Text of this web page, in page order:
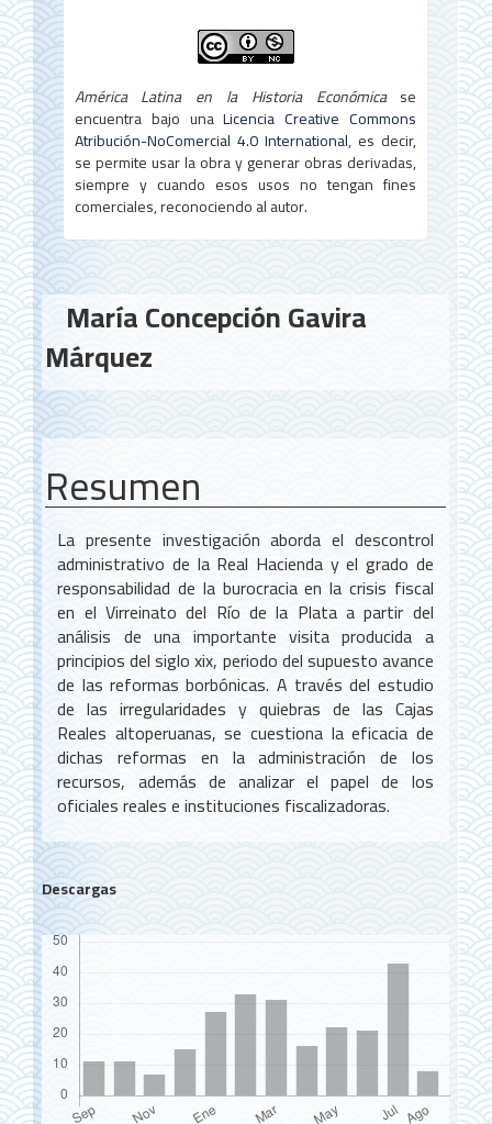
América Latina en la Historia Económicase
encuentra bajo unaLicencia Creative Commons
Atribución-NoComercial 4.0 International, es decir,
se permite usar la obra y generar obras derivadas,
siempre y cuando esos usos no tengan fines
comerciales, reconociendo al autor.
Contenido
principal
del
artículo
María Concepción Gavira
Márquez
Resumen
La presente investigación aborda el descontrol
administrativo de la Real Hacienda y el grado de
responsabilidad de la burocracia en la crisis fiscal
en el Virreinato del Río de la Plata a partir del
análisis de una importante visita producida a
principios del siglo xix, periodo del supuesto avance
de las reformas borbónicas. A través del estudio
de las irregularidades y quiebras de las Cajas
Reales altoperuanas, se cuestiona la eficacia de
dichas reformas en la administración de los
recursos, además de analizar el papel de los
oficiales reales e instituciones fiscalizadoras.
Descargas